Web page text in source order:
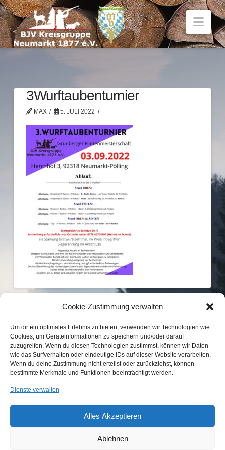
Cookie-Zustimmung verwalten
Um dir ein optimales Erlebnis zu bieten, verwenden wir Technologien wie
Cookies, um Geräteinformationen zu speichern und/oder darauf
zuzugreifen. Wenn du diesen Technologien zustimmst, können wir Daten
wie das Surfverhalten oder eindeutige IDs auf dieser Website verarbeiten.
Wenn du deine Zustimmung nicht erteilst oder zurückziehst, können
bestimmte Merkmale und Funktionen beeinträchtigt werden.
Dienste verwalten
Alles Akzeptieren
Ablehnen
3Wurftaubenturnier
MAX 5. JULI 2022
...etwas Interessantes gefunden?
Laden Sie Freunde und Bekannte auf
unsere Seite ein!